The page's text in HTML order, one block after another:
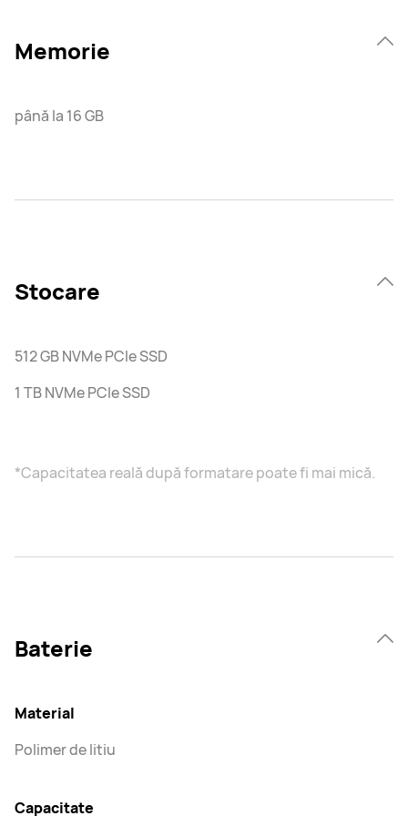
Memorie
până la 16 GB
Stocare
512 GB NVMe PCIe SSD
1 TB NVMe PCIe SSD
*Capacitatea reală după formatare poate fi mai mică.
Baterie
Material
Polimer de litiu
Capacitate